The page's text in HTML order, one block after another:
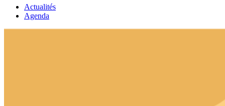
Actualités
Agenda